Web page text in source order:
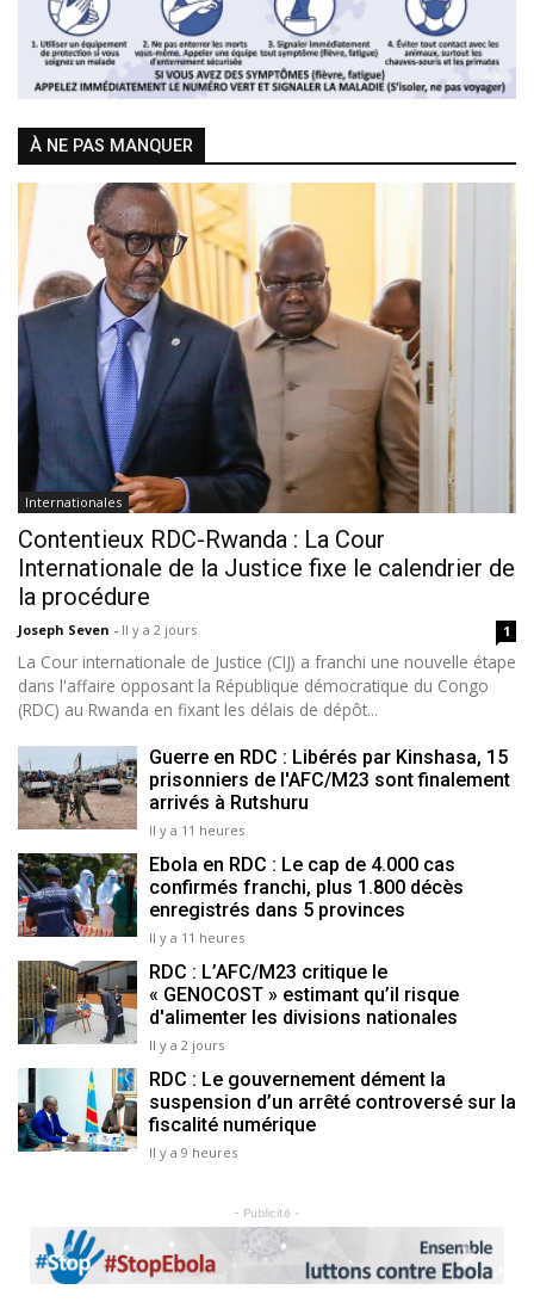
À NE PAS MANQUER
Internationales
Contentieux RDC-Rwanda : La Cour
Internationale de la Justice fixe le calendrier de
la procédure
Joseph Seven - Il y a 2 jours 1
La Cour internationale de Justice (CIJ) a franchi une nouvelle étape
dans l'affaire opposant la République démocratique du Congo
(RDC) au Rwanda en fixant les délais de dépôt...
Guerre en RDC : Libérés par Kinshasa, 15
prisonniers de l'AFC/M23 sont finalement
arrivés à Rutshuru
Il y a 11 heures
Ebola en RDC : Le cap de 4.000 cas
confirmés franchi, plus 1.800 décès
enregistrés dans 5 provinces
Il y a 11 heures
RDC : L’AFC/M23 critique le
« GENOCOST » estimant qu’il risque
d'alimenter les divisions nationales
Il y a 2 jours
RDC : Le gouvernement dément la
suspension d’un arrêté controversé sur la
fiscalité numérique
Il y a 9 heures
- Publicité -
Previous Next